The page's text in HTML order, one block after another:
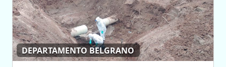
DEPARTAMENTO BELGRANO